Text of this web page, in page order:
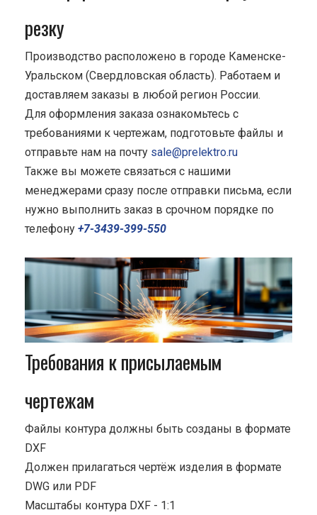
резку
Производство расположено в городе Каменске-
Уральском (Свердловская область). Работаем и
доставляем заказы в любой регион России.
Для оформления заказа ознакомьтесь с
требованиями к чертежам, подготовьте файлы и
отправьте нам на почту sale@prelektro.ru
Также вы можете связаться с нашими
менеджерами сразу после отправки письма, если
нужно выполнить заказ в срочном порядке по
телефону +7-3439-399-550
Требования к присылаемым
чертежам
Файлы контура должны быть созданы в формате
DXF
Должен прилагаться чертёж изделия в формате
DWG или PDF
Масштабы контура DXF - 1:1